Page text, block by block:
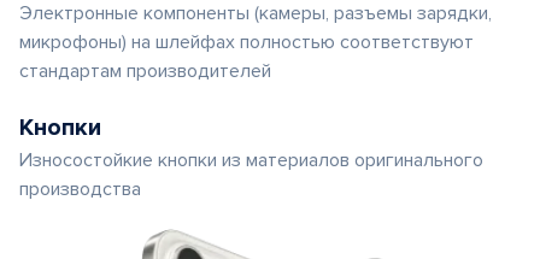
Электронные компоненты (камеры, разъемы зарядки,
микрофоны) на шлейфах полностью соответствуют
стандартам производителей
Кнопки
Износостойкие кнопки из материалов оригинального
производства